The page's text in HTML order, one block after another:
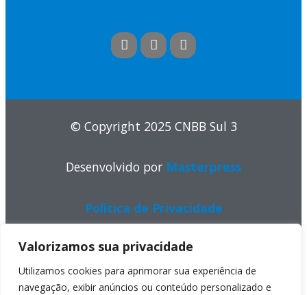
Valorizamos sua privacidade
Utilizamos cookies para aprimorar sua experiência de
navegação, exibir anúncios ou conteúdo personalizado e
© Copyright 2025 CNBB Sul 3
Desenvolvido por Masterpress
Política de Privacidade